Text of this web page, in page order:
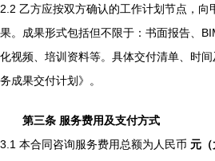
2.2 乙方应按双方确认的工作计划节点，向
果。成果形式包括但不限于：书面报告、
化视频、培训资料等。具体交付清单、时
务成果交付计划》。
第三条 服务费用及支付方式
3.1 本合同咨询服务费用总额为人民币 元（